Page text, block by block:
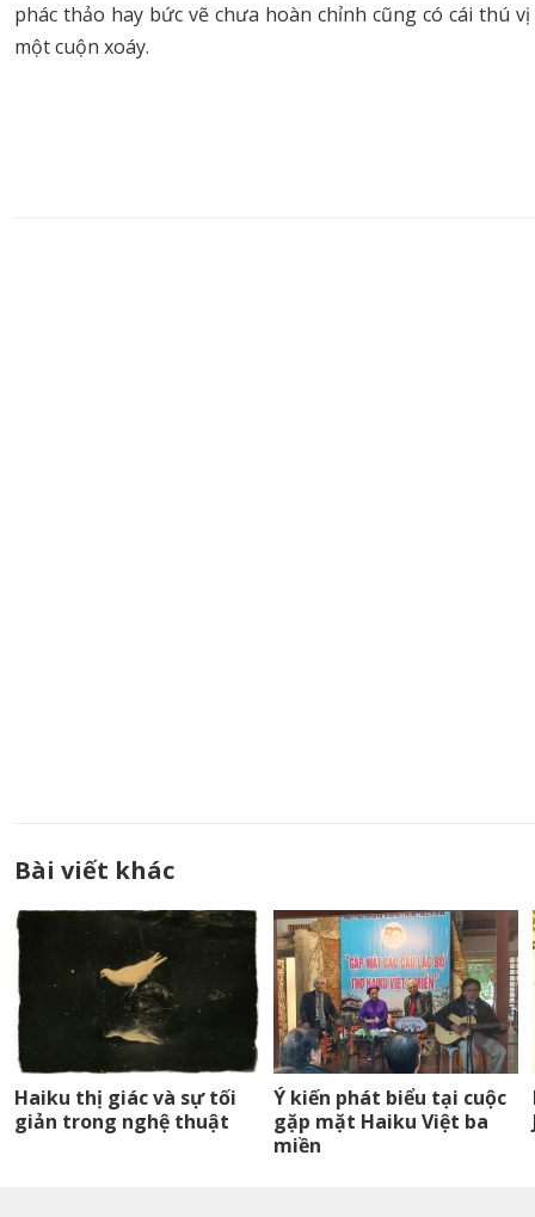
phác thảo hay bức vẽ chưa hoàn chỉnh cũng có cái thú
một cuộn xoáy.
Bài viết khác
Haiku thị giác và sự tối
giản trong nghệ thuật
Ý kiến phát biểu tại cuộc
gặp mặt Haiku Việt ba
miền